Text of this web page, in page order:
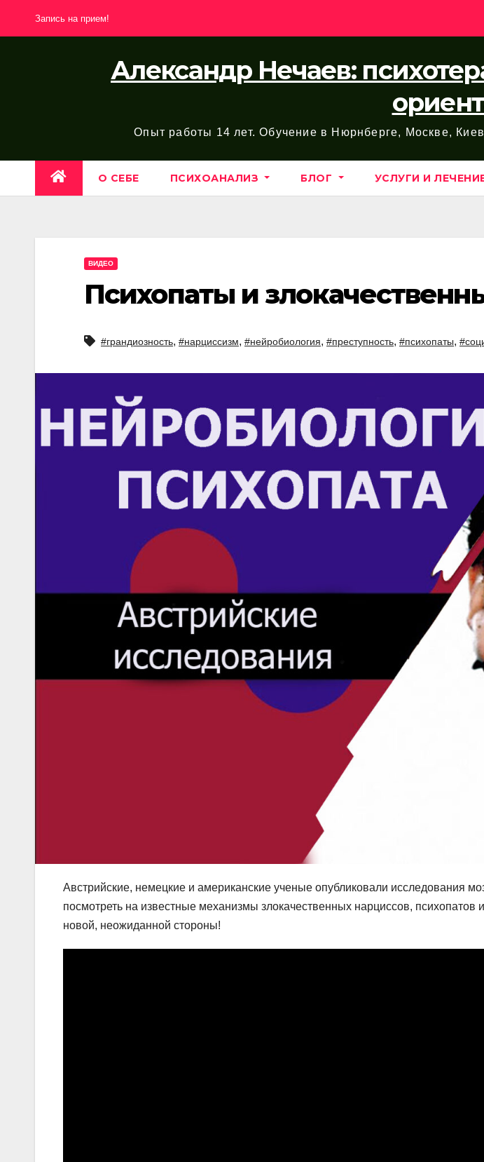
Запись на прием!
Александр Нечаев:
Опыт работы 14 лет. Обучение в Нюрнберге, Москве,
О СЕБЕ ПСИХОАНАЛИЗ БЛОГ УСЛУГИ И
ВИДЕО
Психопаты и
#грандиозность, #нарциссизм, #нейробиология, #преступность, #психопаты,
Австрийские, немецкие и американские ученые опубликовали исследования
посмотреть на известные механизмы злокачественных нарциссов,
новой, неожиданной стороны!